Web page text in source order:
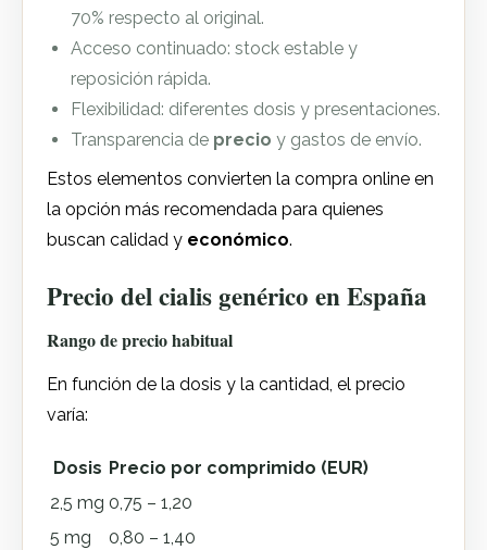
70% respecto al original.
Acceso continuado: stock estable y
reposición rápida.
Flexibilidad: diferentes dosis y presentaciones.
Transparencia de precio y gastos de envío.
Estos elementos convierten la compra online en
la opción más recomendada para quienes
buscan calidad y económico.
Precio del cialis genérico en España
Rango de precio habitual
En función de la dosis y la cantidad, el precio
varía:
Dosis Precio por comprimido (EUR)
2,5 mg 0,75 – 1,20
5 mg
0,80 – 1,40